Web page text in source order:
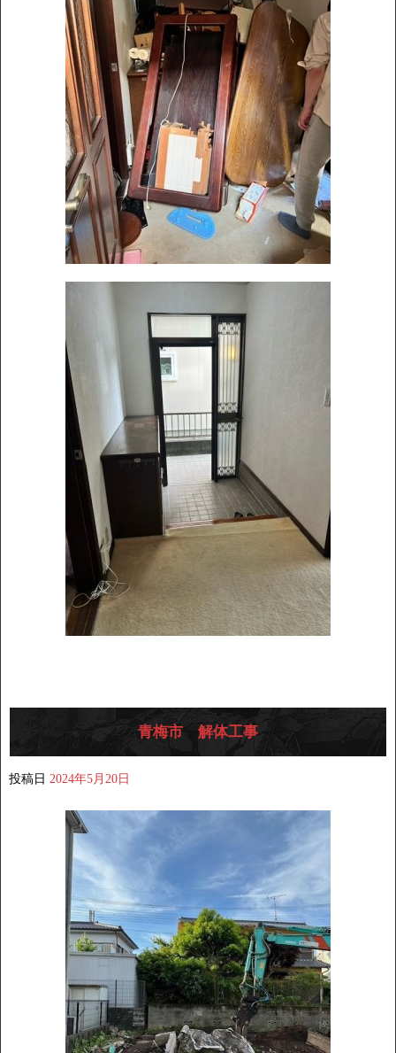
青梅市 解体工事
投稿日 2024年5月20日